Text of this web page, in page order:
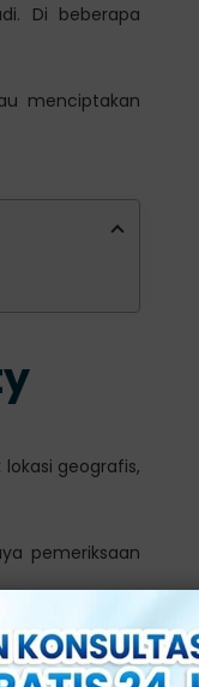
Di beberapa
menciptakan
geografis,
pemeriksaan
ratus